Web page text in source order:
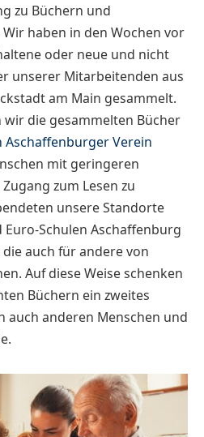
zu Büchern und
haben in den Wochen vor
oder neue und nicht
unserer Mitarbeitenden aus
am Main gesammelt.
die gesammelten Bücher
Verein
mit geringeren
zum Lesen zu
unsere Standorte
Schulen Aschaffenburg
die auch für andere von
Auf diese Weise schenken
Büchern ein zweites
auch anderen Menschen und